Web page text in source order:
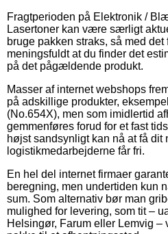
Fragtperioden på Elektronik /
Lasertoner kan være særligt
bruge pakken straks, så med det
meningsfuldt at du finder det
på det pågældende produkt.
Masser af internet webshops
på adskillige produkter,
(No.654X), men som imidlertid
gemmenføres forud for et fast
højst sandsynligt kan nå at få dit
logistikmedarbejderne får fri.
En hel del internet firmaer
beregning, men undertiden kun
sum. Som alternativ bør man
mulighed for levering, som tit –
Helsingør, Farum eller Lemvig –